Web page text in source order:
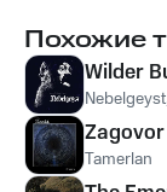
Похожие
Wilder
Nebelgeyst
Zagovor
Tamerlan